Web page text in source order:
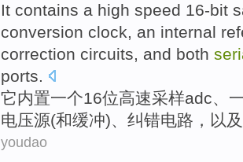
It contains a high speed 16-bit
conversion clock, an internal
correction circuits, and both
ports.
它内置一个16位高速采样adc、
电压源(和缓冲)、 纠错电路 ， 以及
youdao